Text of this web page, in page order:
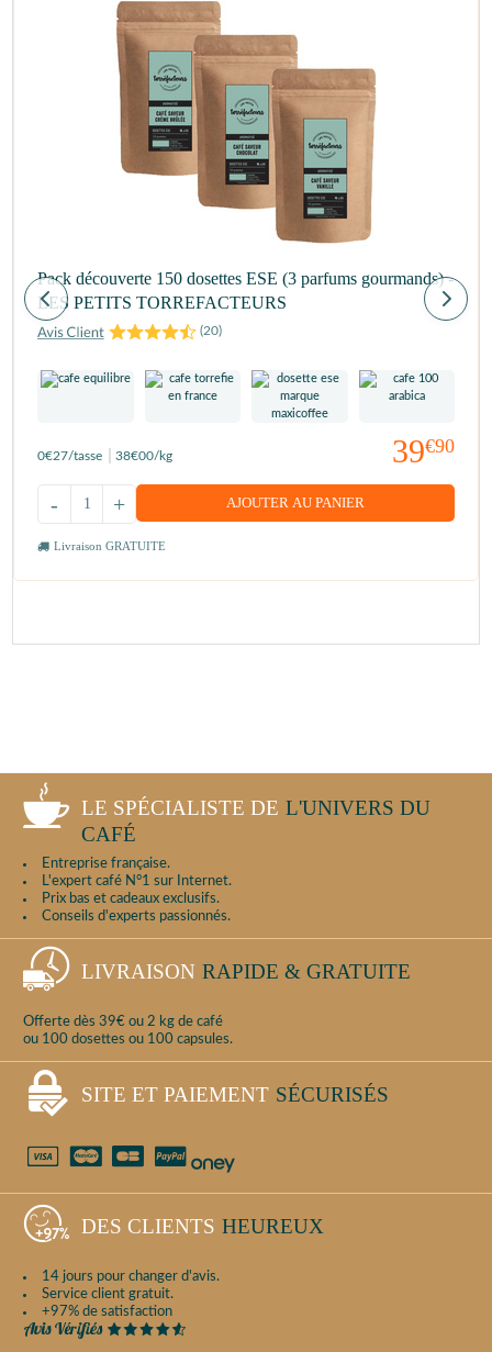
Pack découverte 150 dosettes ESE (3 parfums gourmands) -
LES PETITS TORREFACTEURS
(20)
39€90
0€27/tasse 38€00/kg
+
- AJOUTER AU PANIER
Livraison GRATUITE
LE SPÉCIALISTE DE L'UNIVERS DU
CAFÉ
Entreprise française.
L'expert café N°1 sur Internet.
Prix bas et cadeaux exclusifs.
Conseils d'experts passionnés.
LIVRAISON RAPIDE & GRATUITE
Offerte dès 39€ ou 2 kg de café
ou 100 dosettes ou 100 capsules.
SITE ET PAIEMENT SÉCURISÉS
DES CLIENTS HEUREUX
14 jours pour changer d'avis.
Service client gratuit.
+97% de satisfaction